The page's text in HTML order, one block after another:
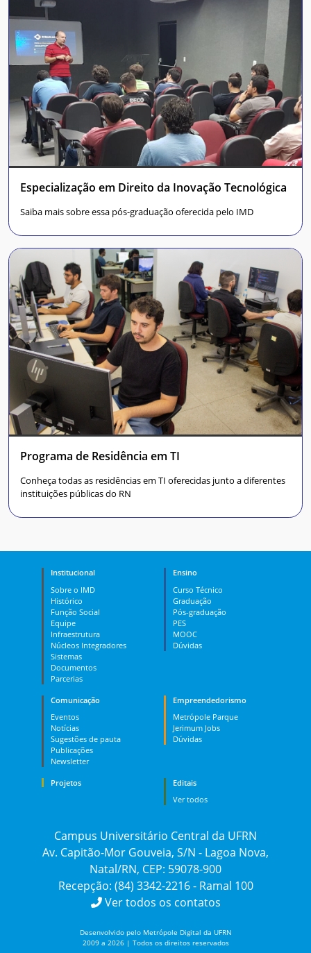
Especialização em Direito da Inovação Tecnológica
Saiba mais sobre essa pós-graduação oferecida pelo IMD
Programa de Residência em TI
Conheça todas as residências em TI oferecidas junto a diferentes
instituições públicas do RN
Institucional
Sobre o IMD
Histórico
Função Social
Equipe
Infraestrutura
Núcleos Integradores
Sistemas
Documentos
Parcerias
Ensino
Curso Técnico
Graduação
Pós-graduação
PES
MOOC
Dúvidas
Comunicação
Eventos
Notícias
Sugestões de pauta
Publicações
Newsletter
Empreendedorismo
Metrópole Parque
Jerimum Jobs
Dúvidas
Projetos
Editais
Ver todos
Campus Universitário Central da UFRN
Av. Capitão-Mor Gouveia, S/N - Lagoa Nova,
Natal/RN, CEP: 59078-900
Recepção: (84) 3342-2216 - Ramal 100
Ver todos os contatos
Desenvolvido pelo Metrópole Digital da UFRN
2009 a 2026 | Todos os direitos reservados